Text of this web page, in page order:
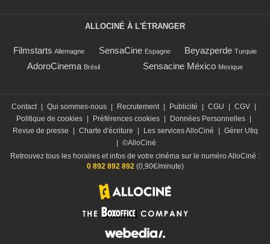
ALLOCINÉ À L'ÉTRANGER
Filmstarts Allemagne SensaCine Espagne Beyazperde Turquie
AdoroCinema Brésil Sensacine México Mexique
Contact Qui sommes-nous Recrutement Publicité CGU CGV
Politique de cookies
Préférences cookies Données Personnelles
Revue de presse
Charte d'écriture Les services AlloCiné
Gérer Utiq
©AlloCiné
Retrouvez tous les horaires et infos de votre cinéma sur le numéro AlloCiné :
0 892 892 892(0,90€/minute)